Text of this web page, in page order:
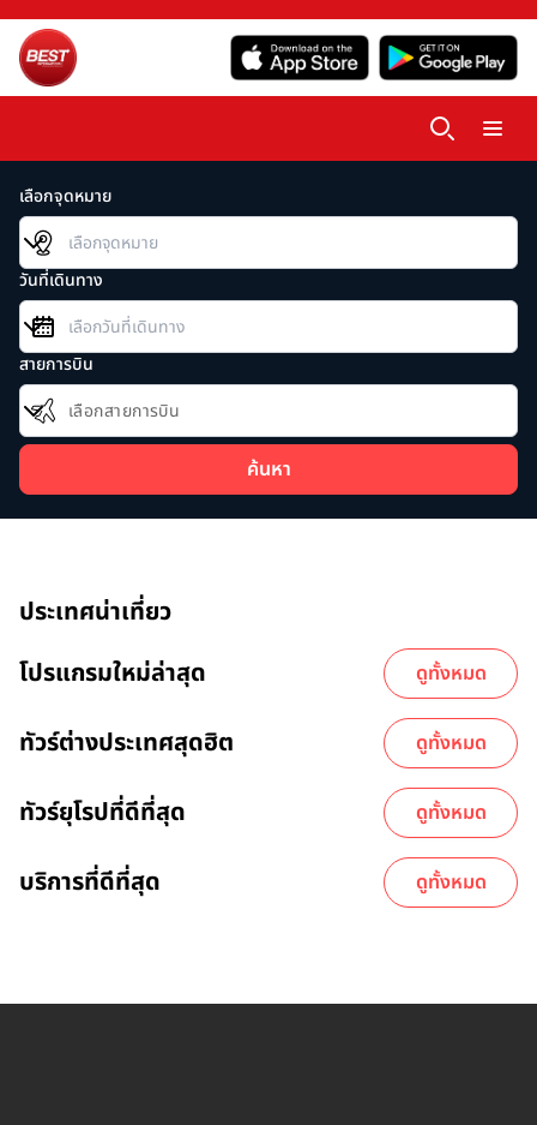
เลือกจุดหมาย
วันที่เดินทาง
สายการบิน
เลือกสายการบิน
ค้นหา
ประเทศน่าเที่ยว
โปรแกรมใหม่ล่าสุด
ดูทั้งหมด
ทัวร์ต่างประเทศสุดฮิต ดูทั้งหมด
ทัวร์ยุโรปที่ดีที่สุด ดูทั้งหมด
บริการที่ดีที่สุด ดูทั้งหมด